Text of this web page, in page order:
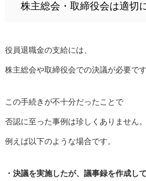
株主総会・取締役会は適切
役員退職金の支給には、
株主総会や取締役会での決議が必要です
この手続きが不十分だったことで
否認に至った事例は珍しくありません。
例えば以下のような場合です。
・決議を実施したが、議事録を作成し